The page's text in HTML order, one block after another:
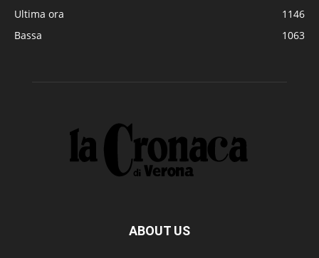
Ultima ora
1146
Bassa
1063
ABOUT US